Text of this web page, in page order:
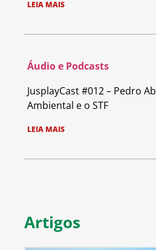
LEIA MAIS
Áudio e Podcasts
JusplayCast #012 – Pedro
Ambiental e o STF
LEIA MAIS
Artigos